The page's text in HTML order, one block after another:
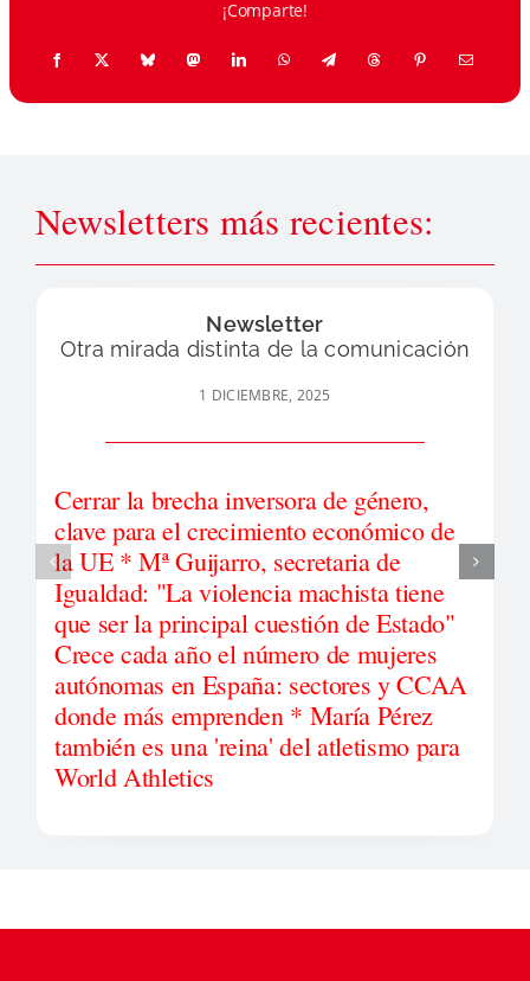
¡Comparte!
Newsletters más recientes:
Newsletter
Otra mirada distinta de la comunicación
1 DICIEMBRE, 2025
Cerrar la brecha inversora de género,
clave para el crecimiento económico de
la UE * Mª Guijarro, secretaria de
Igualdad: "La violencia machista tiene
que ser la principal cuestión de Estado"
Crece cada año el número de mujeres
autónomas en España: sectores y CCAA
donde más emprenden * María Pérez
también es una 'reina' del atletismo para
World Athletics